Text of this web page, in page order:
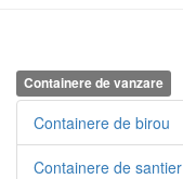
Containere de vanzare
Containere de birou
Containere de santier